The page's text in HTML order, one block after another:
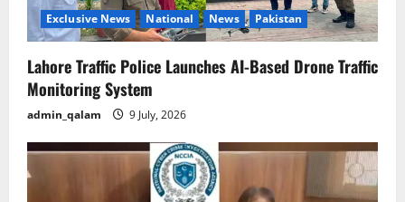
n
Exclusive News National News Pakistan
Lahore Traffic Police Launches AI-Based Drone Traffic
Monitoring System
admin_qalam 9 July, 2026